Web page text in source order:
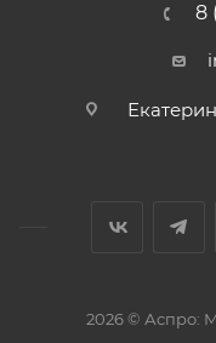
8
2026 © Аспро: